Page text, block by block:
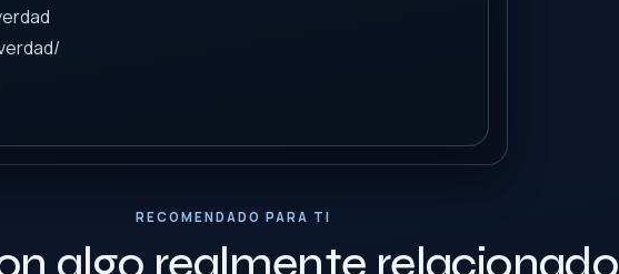
RECOMENDADO PARA TI